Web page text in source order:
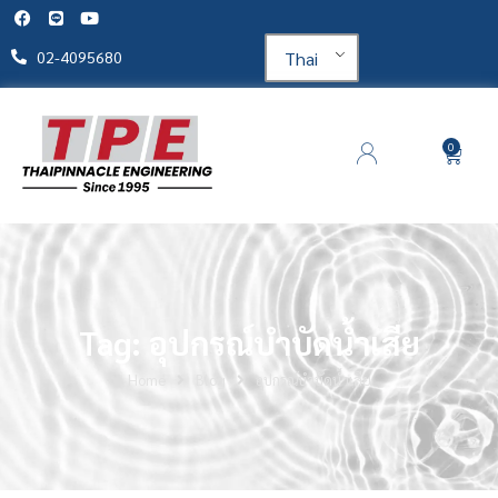
02-4095680 Thai
0
Tag: อุปกรณ์บำบัดน้ำเสีย
Home Blog อุปกรณ์บำบัดน้ำเสีย